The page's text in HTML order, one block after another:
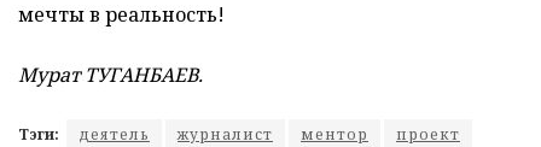
мечты в реальность!
Мурат ТУГАНБАЕВ.
Тэги: деятель журналист ментор
проект